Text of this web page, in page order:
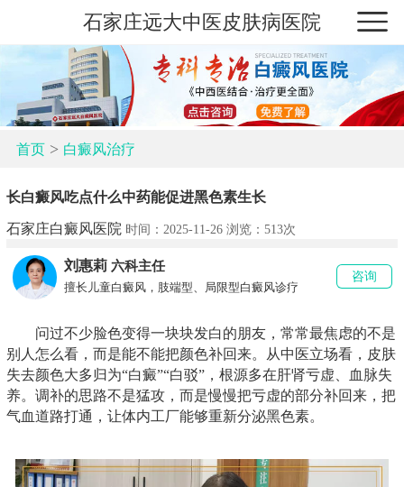
石家庄远大中医皮肤病医院
首页> 白癜风治疗
长白癜风吃点什么中药能促进黑色素生长
石家庄白癜风医院 时间：2025-11-26 浏览： 513次
刘惠莉 六科主任
擅长儿童白癜风，肢端型、局限型白癜风诊疗
咨询
问过不少脸色变得一块块发白的朋友，常常最焦虑的不是
别人怎么看，而是能不能把颜色补回来。从中医立场看，皮肤
失去颜色大多归为“白癜”“白驳”，根源多在肝肾亏虚、血脉失
养。调补的思路不是猛攻，而是慢慢把亏虚的部分补回来，把
气血道路打通，让体内工厂能够重新分泌黑色素。